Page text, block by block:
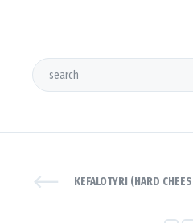
KEFALOTYRI (HARD